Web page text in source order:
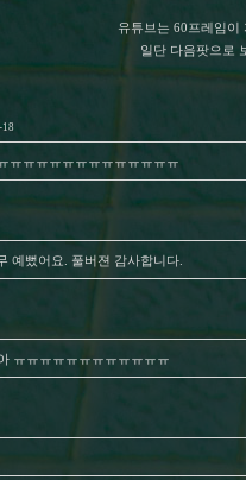
유튜브는 60프레임이
일단 다음팟으로
18
ㅠㅠㅠㅠㅠㅠㅠㅠㅠㅠㅠㅠㅠ
예뻤어요. 풀버젼 감사합니다.
ㅠㅠㅠㅠㅠㅠㅠㅠㅠㅠㅠㅠ